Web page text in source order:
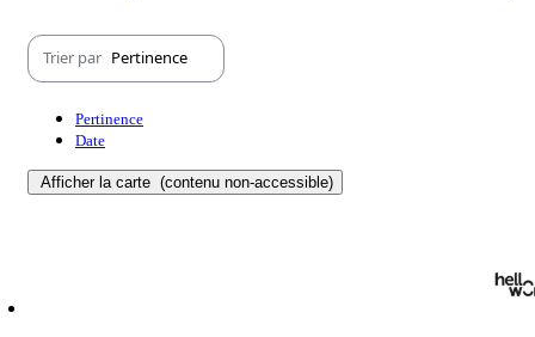
Trier par Pertinence
Pertinence
Date
Afficher la carte (contenu non-accessible)